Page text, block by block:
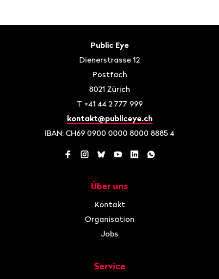
Public Eye
Dienerstrasse 12
Postfach
8021 Zürich
T +41 44 2 777 999
kontakt@publiceye.ch
IBAN: CH69 0900 0000 8000 8885 4
Facebook
Instagram
BlueskyYouTube
LinkedInWhatsApp
Über uns
Kontakt
Organisation
Jobs
Service